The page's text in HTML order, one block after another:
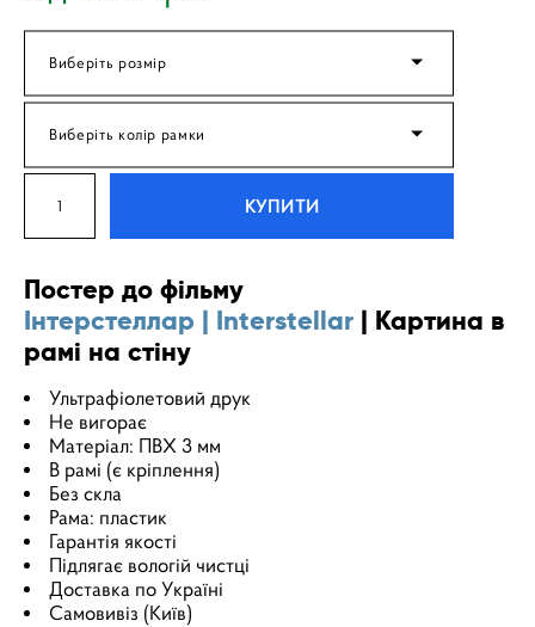
Виберіть розмір
Виберіть колір рамки
КУПИТИ
Постер до фільму
Інтерстеллар | Interstellar | Картина в
рамі на стіну
Ультрафіолетовий друк
Не вигорає
Матеріал: ПВХ 3 мм
В рамі (є кріплення)
Без скла
Рама: пластик
Гарантія якості
Підлягає вологій чистці
Доставка по Україні
Самовивіз (Київ)